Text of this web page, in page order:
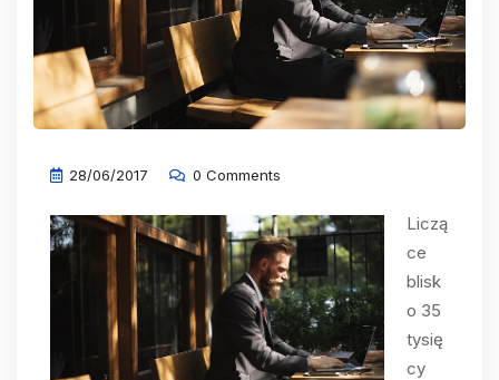
28/06/2017 0 Comments
Liczą
ce
blisk
o 35
tysię
cy